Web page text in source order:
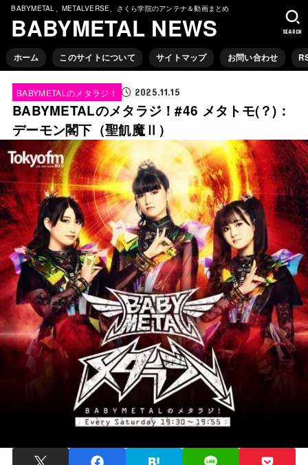
BABYMETAL、METALVERSE、さくら学院のアンテナ＆動画まとめ
BABYMETAL NEWS
ホーム このサイトについて サイトマップ お問い合わせ
SEARCH
BABYMETALのメタラジ！ 2025.11.15
BABYMETALのメタラジ！#46 メタトモ(？)：
デーモン閣下（聖飢魔Ⅱ）